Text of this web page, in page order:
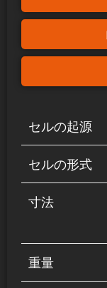
セルの起源
セルの形式
寸法
重量